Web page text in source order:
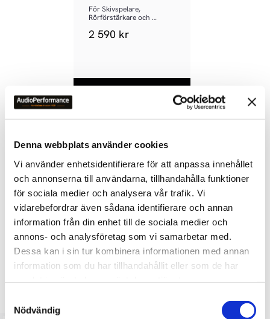
Denna webbplats använder cookies
Vi använder enhetsidentifierare för att anpassa innehållet
och annonserna till användarna, tillhandahålla funktioner
för sociala medier och analysera vår trafik. Vi
vidarebefordrar även sådana identifierare och annan
information från din enhet till de sociala medier och
annons- och analysföretag som vi samarbetar med.
Dessa kan i sin tur kombinera informationen med annan
information som du har tillhandahållit eller som de har
Nödvändig
Du
Bli den första att lämna ett omdöme.
För Skivspelare,
Rörförstärkare och
2 590 kr